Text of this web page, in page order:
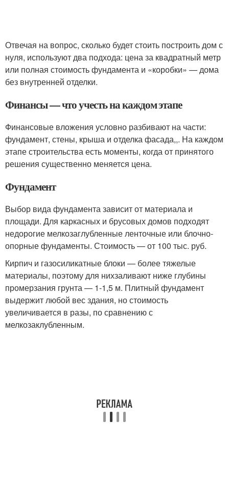
Отвечая на вопрос, сколько будет стоить построить дом с
нуля, используют два подхода: цена за квадратный метр
или полная стоимость фундамента и «коробки» — дома
без внутренней отделки.
Финансы — что учесть на каждом этапе
Финансовые вложения условно разбивают на части:
фундамент, стены, крыша и отделка фасада,,. На каждом
этапе строительства есть моменты, когда от принятого
решения существенно меняется цена.
Фундамент
Выбор вида фундамента зависит от материала и
площади. Для каркасных и брусовых домов подходят
недорогие мелкозаглубленные ленточные или блочно-
опорные фундаменты. Стоимость — от 100 тыс. руб.
Кирпич и газосиликатные блоки — более тяжелые
материалы, поэтому для нихзаливают ниже глубины
промерзания грунта — 1-1,5 м. Плитный фундамент
выдержит любой вес здания, но стоимость
увеличивается в разы, по сравнению с
мелкозаклубленным.